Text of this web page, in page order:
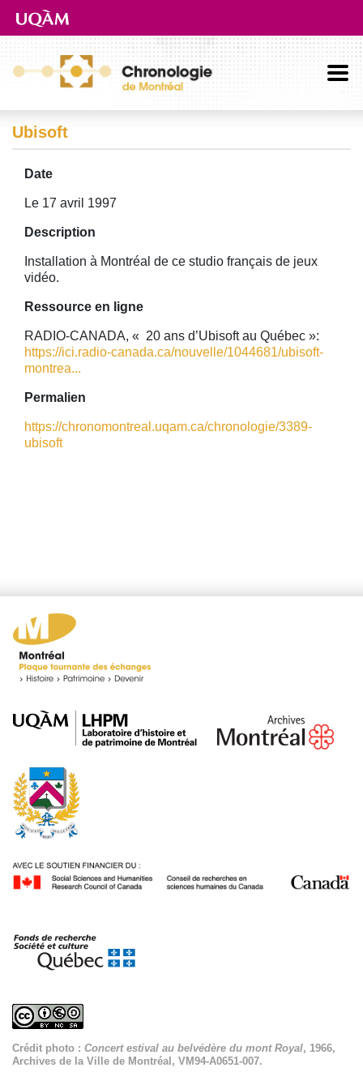
Aller directement au contenu principal
Ubisoft
Date
Le 17 avril 1997
Description
Installation à Montréal de ce studio français de jeux
vidéo.
Ressource en ligne
RADIO-CANADA, « 20 ans d’Ubisoft au Québec »:
https://ici.radio-canada.ca/nouvelle/1044681/ubisoft-
montrea...
Permalien
https://chronomontreal.uqam.ca/chronologie/3389-
ubisoft
Crédit photo : Concert estival au belvédère du mont Royal, 1966,
Archives de la Ville de Montréal, VM94-A0651-007.